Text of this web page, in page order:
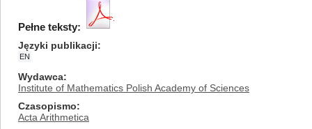
Pełne teksty:
Języki publikacji
EN
Wydawca
Institute of Mathematics Polish Academy of Sciences
Czasopismo
Acta Arithmetica